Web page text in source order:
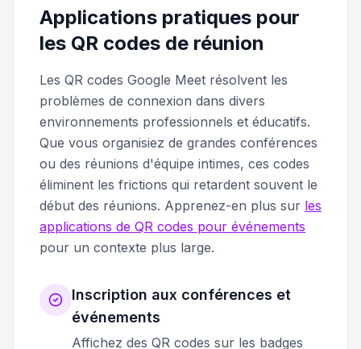
Applications pratiques pour
les QR codes de réunion
Les QR codes Google Meet résolvent les
problèmes de connexion dans divers
environnements professionnels et éducatifs.
Que vous organisiez de grandes conférences
ou des réunions d'équipe intimes, ces codes
éliminent les frictions qui retardent souvent le
début des réunions. Apprenez-en plus sur les
applications de QR codes pour événements
pour un contexte plus large.
Inscription aux conférences et
événements
Affichez des QR codes sur les badges